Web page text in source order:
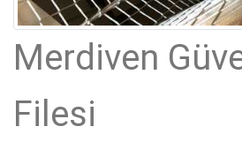
Merdiven
Filesi